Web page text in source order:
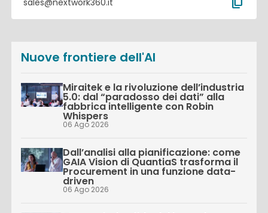
Nuove frontiere dell'AI
Miraitek e la rivoluzione dell’industria
5.0: dal “paradosso dei dati” alla
fabbrica intelligente con Robin
Whispers
06 Ago 2026
Dall’analisi alla pianificazione: come
GAIA Vision di QuantiaS trasforma il
Procurement in una funzione data-
driven
06 Ago 2026